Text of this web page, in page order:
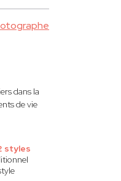
dans la
de vie
styles